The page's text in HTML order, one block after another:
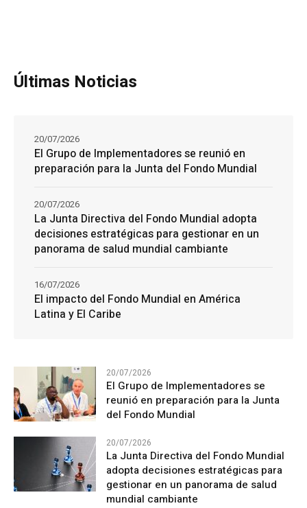
Últimas Noticias
El Grupo de Implementadores se reunió en
preparación para la Junta del Fondo Mundial
20/07/2026
La Junta Directiva del Fondo Mundial adopta
decisiones estratégicas para gestionar en un
panorama de salud mundial cambiante
20/07/2026
El impacto del Fondo Mundial en América
Latina y El Caribe
16/07/2026
20/07/2026
El Grupo de Implementadores se
reunió en preparación para la Junta
del Fondo Mundial
20/07/2026
La Junta Directiva del Fondo Mundial
adopta decisiones estratégicas para
gestionar en un panorama de salud
mundial cambiante